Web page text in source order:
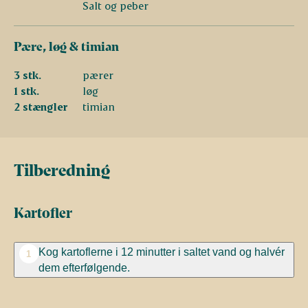
Salt og peber
Pære, løg & timian
3 stk.
pærer
1 stk.
løg
2 stængler
timian
Tilberedning
Kartofler
1
Kog kartoflerne i 12 minutter i saltet vand og halvér
dem efterfølgende.